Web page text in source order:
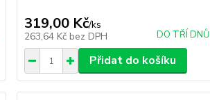
319,00 Kč/ks
263,64 Kč bez DPH DO TŘÍ DNŮ
Přidat do košíku